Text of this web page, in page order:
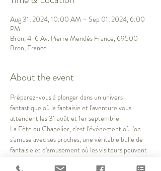
Aug 31, 2024, 10:00 AM – Sep 01, 2024, 6:00
PM
Bron, 4-6 Av. Pierre Mendès France, 69500
Bron, France
About the event
Préparez-vous à plonger dans un univers
fantastique où la fantaisie et l'aventure vous
attendent les 31 août et 1er septembre.
La Fête du Chapelier, c'est l'événement où l'on
s'amuse avec ses proches, une véritable bulle de
fantaisie et d'amusement où les visiteurs peuvent